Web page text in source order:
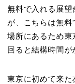
無料で入れる展望
が、こちらは無
場所にあるため東
回ると結構時間が
東京に初めて来た